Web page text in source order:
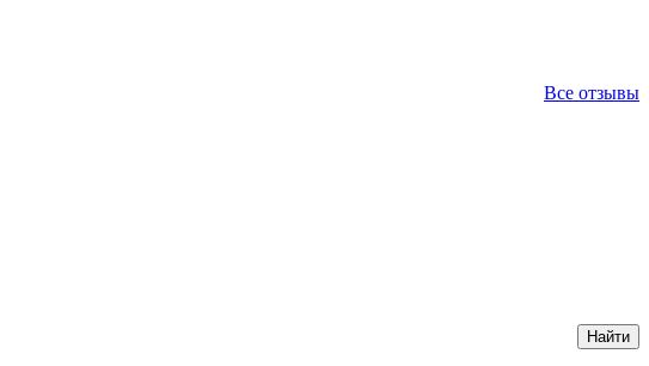
Все отзывы